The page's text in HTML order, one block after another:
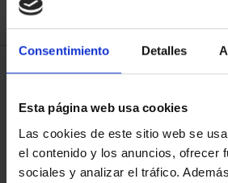
Consentimiento Detalles
Esta página web usa cookies
Las cookies de este sitio web se
el contenido y los anuncios, ofrecer
sociales y analizar el tráfico.
1 Products found